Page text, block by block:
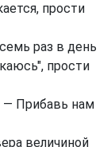
прости
раз в день
прости
— Прибавь нам
величиной